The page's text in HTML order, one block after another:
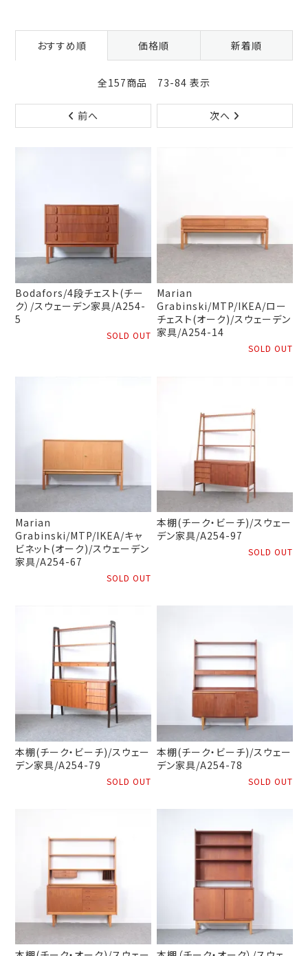
おすすめ順 価格順 新着順
全157商品 73-84 表示
前へ 次へ
Bodafors/4段チェスト(チー
ク）/スウェーデン家具/A254-
5
SOLD OUT
Marian
Grabinski/MTP/IKEA/ロー
チェスト(オーク)/スウェーデン
家具/A254-14
SOLD OUT
Marian
Grabinski/MTP/IKEA/キャ
ビネット(オーク)/スウェーデン
家具/A254-67
SOLD OUT
本棚(チーク・ビーチ)/スウェー
デン家具/A254-97
SOLD OUT
本棚(チーク・ビーチ)/スウェー
デン家具/A254-79
SOLD OUT
本棚(チーク・ビーチ)/スウェー
デン家具/A254-78
SOLD OUT